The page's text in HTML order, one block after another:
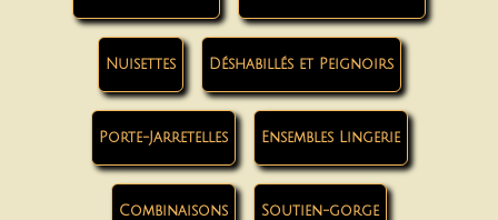
Nuisettes Déshabillés et Peignoirs
Porte-Jarretelles Ensembles Lingerie
Combinaisons Soutien-gorge